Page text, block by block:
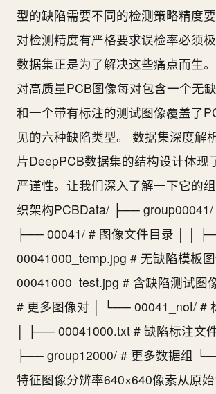
型的缺陷需要不同的检测策略精度
对检测精度有严格要求误检率必须
数据集正是为了解决这些痛点而生
对高质量PCB图像每对包含一个无
和一个带有标注的测试图像覆盖了
见的六种缺陷类型。 数据集深度解
片DeepPCB数据集的结构设计体现
严谨性。让我们深入了解一下它的
织架构PCBData/ ├── group00041/
├── 00041/ # 图像文件目录 │ │
00041000_temp.jpg # 无缺陷模板
00041000_test.jpg # 含缺陷测试
# 更多图像对 │ └── 00041_not/ #
│ ├── 00041000.txt # 缺陷标注文
├── group12000/ # 更多数据组
特征图像分辨率640×640像素从原